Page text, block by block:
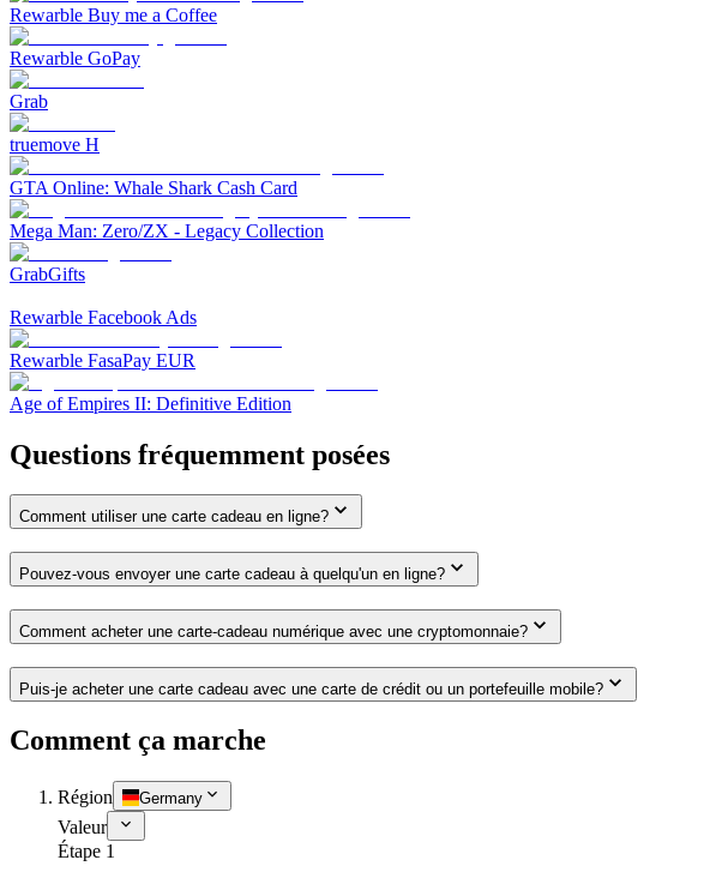
Rewarble Buy me a Coffee
Rewarble GoPay
Grab
truemove H
GTA Online: Whale Shark Cash Card
Mega Man: Zero/ZX - Legacy Collection
GrabGifts
Rewarble Facebook Ads
Rewarble FasaPay EUR
Age of Empires II: Definitive Edition
Questions fréquemment posées
Comment utiliser une carte cadeau en ligne?
Pouvez-vous envoyer une carte cadeau à quelqu'un en ligne?
Comment acheter une carte-cadeau numérique avec une cryptomonnaie?
Puis-je acheter une carte cadeau avec une carte de crédit ou un portefeuille mobile?
Comment ça marche
Région Germany
Valeur
Étape 1